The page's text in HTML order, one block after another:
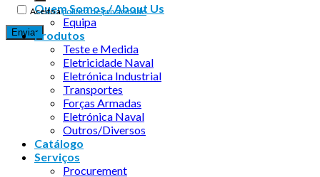
Aceito apolítica de privacidade
Quem Somos / About Us
Equipa
Produtos
Teste e Medida
Eletricidade Naval
Eletrónica Industrial
Transportes
Forças Armadas
Eletrónica Naval
Outros/Diversos
Catálogo
Serviços
Procurement